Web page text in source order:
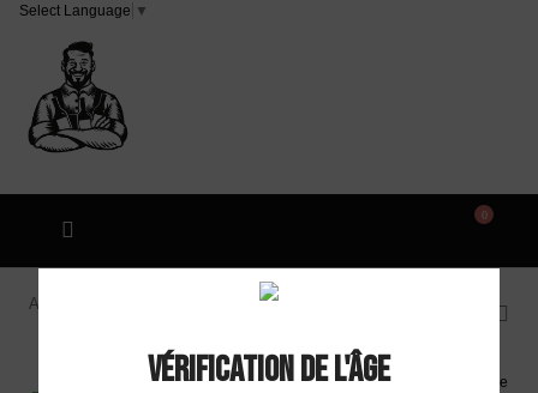
Vérification de l'âge
Select Language ▼
0
Accueil
Domaine des Tourels "Viognier" IGP Oc Blanc